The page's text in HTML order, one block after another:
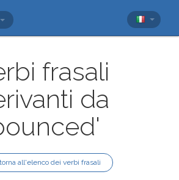
frasali
da
all'elenco dei verbi frasali